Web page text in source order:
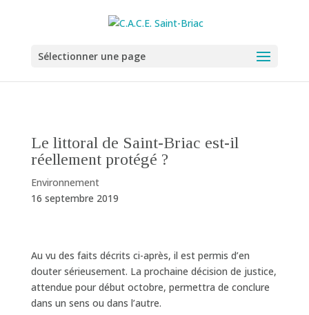
Sélectionner une page
Le littoral de Saint-Briac est-il
réellement protégé ?
Environnement
16 septembre 2019
Au vu des faits décrits ci-après, il est permis d’en
douter sérieusement. La prochaine décision de justice,
attendue pour début octobre, permettra de conclure
dans un sens ou dans l’autre.